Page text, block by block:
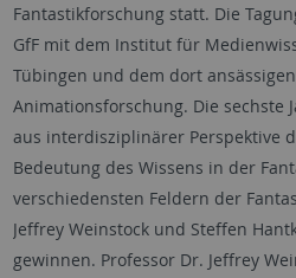
Fantastikforschung statt. Die
GfF mit dem Institut für
Tübingen und dem dort
Animationsforschung. Die sechste
aus interdisziplinärer Perspektive
Bedeutung des Wissens in der
verschiedensten Feldern der
Jeffrey Weinstock und Steffen
gewinnen. Professor Dr. Jeffrey